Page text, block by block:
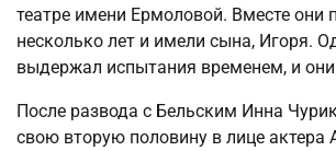
театре имени Ермоловой. Вместе они
несколько лет и имели сына, Игоря.
выдержал испытания временем, и
После развода с Бельским Инна
свою вторую половину в лице актера